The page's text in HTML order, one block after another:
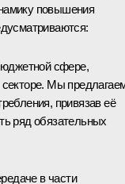
повышения
сфере,
Мы
привязав её
ряд обязательных
в части